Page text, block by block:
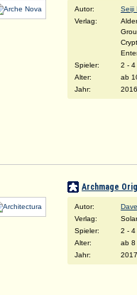
Autor:
Seiji
Verlag:
Spieler:
2 - 4
Alter:
ab
Jahr:
2016
Archmage
Autor:
Verlag:
Spieler:
2 - 4
Alter:
ab 8
Jahr:
2017